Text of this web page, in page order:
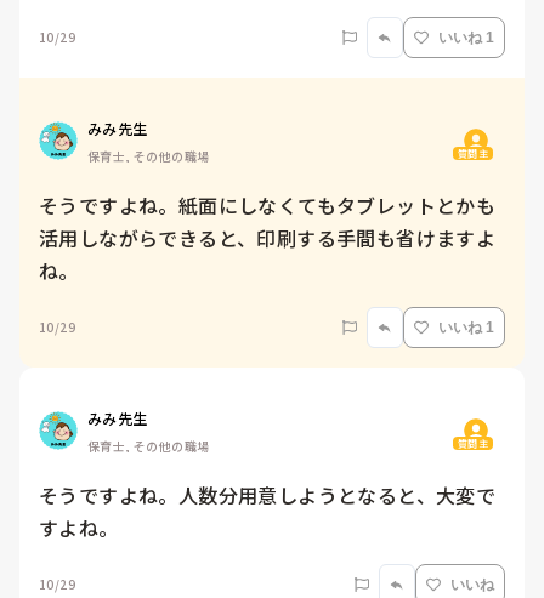
10/29 いいね 1
みみ先生
保育士, その他の職場 質問主
そうですよね。紙面にしなくてもタブレットとかも
活用しながらできると、印刷する手間も省けますよ
ね。
10/29 いいね 1
みみ先生
保育士, その他の職場 質問主
そうですよね。人数分用意しようとなると、大変で
すよね。
10/29 いいね